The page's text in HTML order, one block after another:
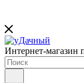
Интернет-магазин